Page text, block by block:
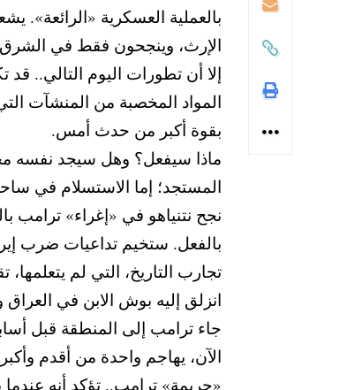
بالعملية العسكرية «الرائعة».
الإرث، وينجحون فقط في
إلا أن تطورات اليوم التالي..
المواد المخصبة من المنشآت
بقوة أكبر من حدث أمس.
ماذا سيفعل؟ وهل سيجد نفسه
المستجد؛ إما الاستسلام في
بالفعل. ستخيم تداعيات ضرب
تجارب التاريخ، التي لم
انزلق إليه بوش الابن في
جاء ترامب إلى المنطقة قبل
الآن، يهاجم واحدة من أقدم
«جريمة» ترامب.. تؤكد أنه عندما